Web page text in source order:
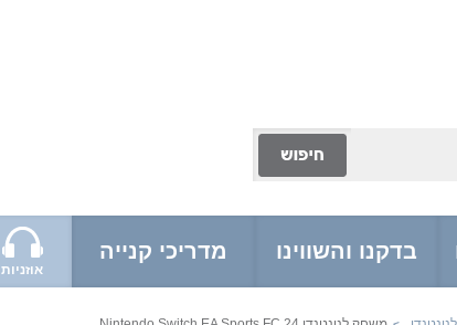
בדקנו והשווינו מדריכי קנייה
אוזניות